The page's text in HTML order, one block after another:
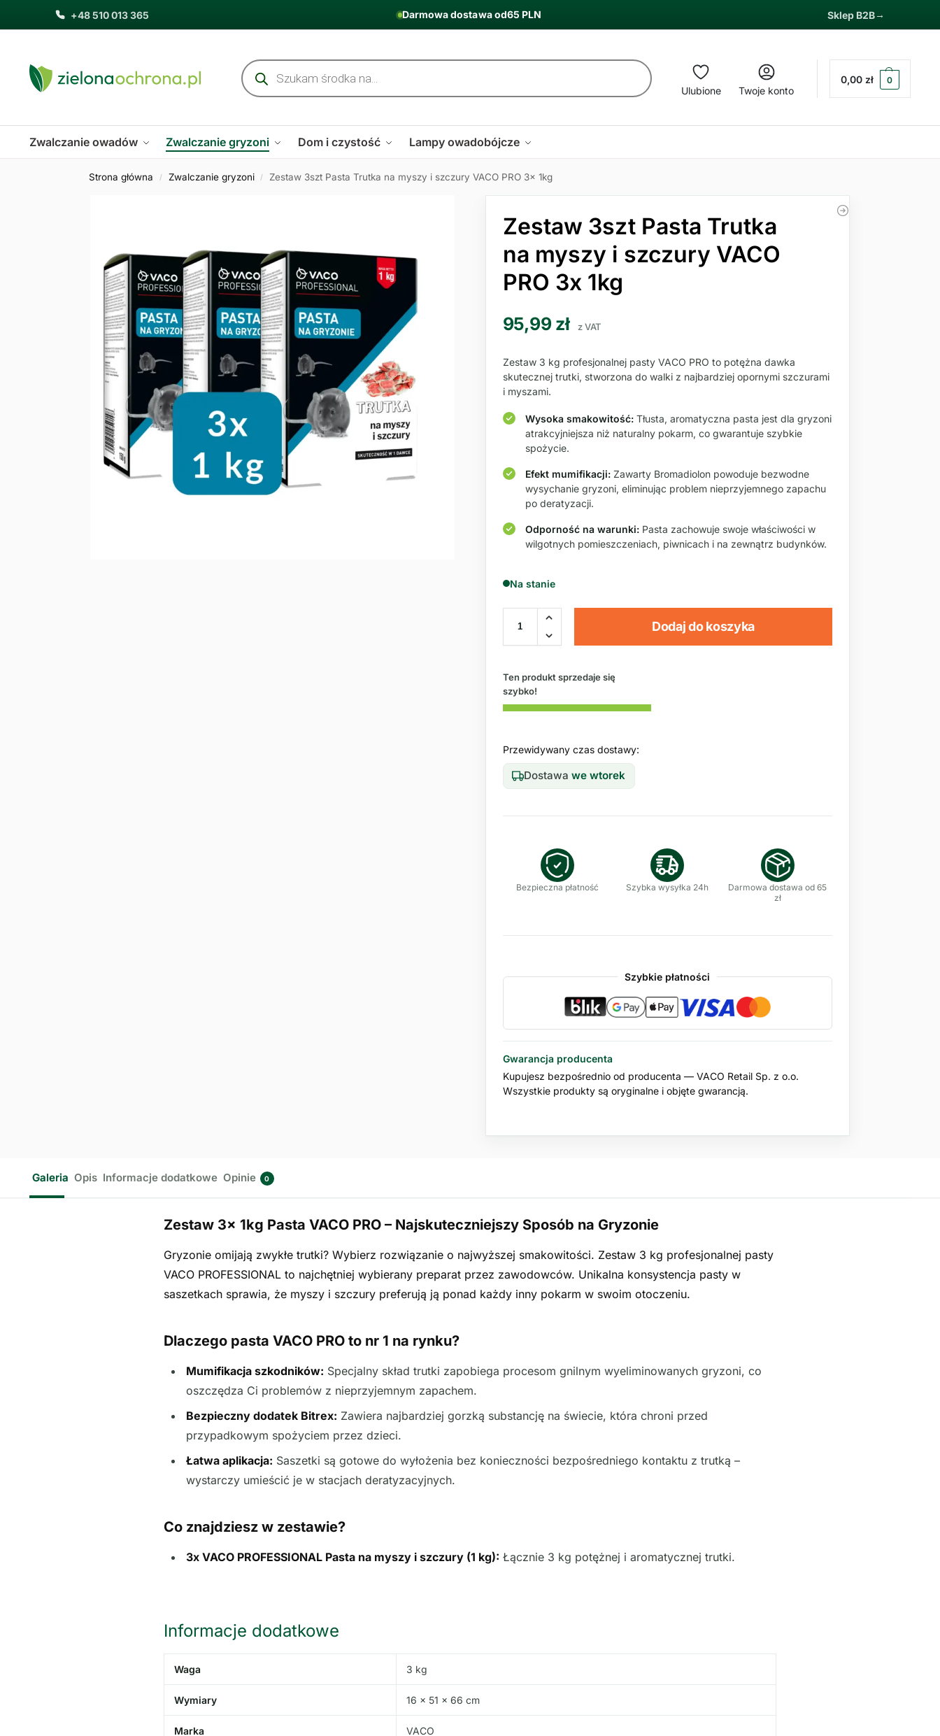
+48 510 013 365 Darmowa dostawa od65 PLN Sklep B2B
Ulubione Twoje konto
0,00 zł 0
Zwalczanie owadów Zwalczanie gryzoni Dom i czystość Lampy owadobójcze
Strona główna / Zwalczanie gryzoni / Zestaw 3szt Pasta Trutka na myszy i szczury VACO PRO 3x 1kg
Zestaw 3szt Pasta Trutka
na myszy i szczury VACO
PRO 3x 1kg
95,99 zł z VAT
Zestaw 3 kg profesjonalnej pasty VACO PRO to potężna dawka
skutecznej trutki, stworzona do walki z najbardziej opornymi szczurami
i myszami.
Wysoka smakowitość:Tłusta, aromatyczna pasta jest dla gryzoni
atrakcyjniejsza niż naturalny pokarm, co gwarantuje szybkie
spożycie.
Efekt mumifikacji:Zawarty Bromadiolon powoduje bezwodne
wysychanie gryzoni, eliminując problem nieprzyjemnego zapachu
po deratyzacji.
Odporność na warunki:Pasta zachowuje swoje właściwości w
wilgotnych pomieszczeniach, piwnicach i na zewnątrz budynków.
Na stanie
Dodaj do koszyka
Ten produkt sprzedaje się
szybko!
Przewidywany czas dostawy:
Dostawawe wtorek
Bezpieczna płatność Szybka wysyłka 24h
Darmowa dostawa od 65
zł
Szybkie płatności
Gwarancja producenta
Kupujesz bezpośrednio od producenta — VACO Retail Sp. z o.o.
Wszystkie produkty są oryginalne i objęte gwarancją.
Galeria Opis Informacje dodatkowe Opinie 0
Zestaw 3x 1kg Pasta VACO PRO – Najskuteczniejszy Sposób na Gryzonie
Gryzonie omijają zwykłe trutki? Wybierz rozwiązanie o najwyższej smakowitości. Zestaw 3 kg profesjonalnej pasty
VACO PROFESSIONAL to najchętniej wybierany preparat przez zawodowców. Unikalna konsystencja pasty w
saszetkach sprawia, że myszy i szczury preferują ją ponad każdy inny pokarm w swoim otoczeniu.
Dlaczego pasta VACO PRO to nr 1 na rynku?
Mumifikacja szkodników: Specjalny skład trutki zapobiega procesom gnilnym wyeliminowanych gryzoni, co
oszczędza Ci problemów z nieprzyjemnym zapachem.
Bezpieczny dodatek Bitrex: Zawiera najbardziej gorzką substancję na świecie, która chroni przed
przypadkowym spożyciem przez dzieci.
Łatwa aplikacja: Saszetki są gotowe do wyłożenia bez konieczności bezpośredniego kontaktu z trutką –
wystarczy umieścić je w stacjach deratyzacyjnych.
Co znajdziesz w zestawie?
3x VACO PROFESSIONAL Pasta na myszy i szczury (1 kg): Łącznie 3 kg potężnej i aromatycznej trutki.
Informacje dodatkowe
Waga 3 kg
Wymiary 16 × 51 × 66 cm
Marka VACO